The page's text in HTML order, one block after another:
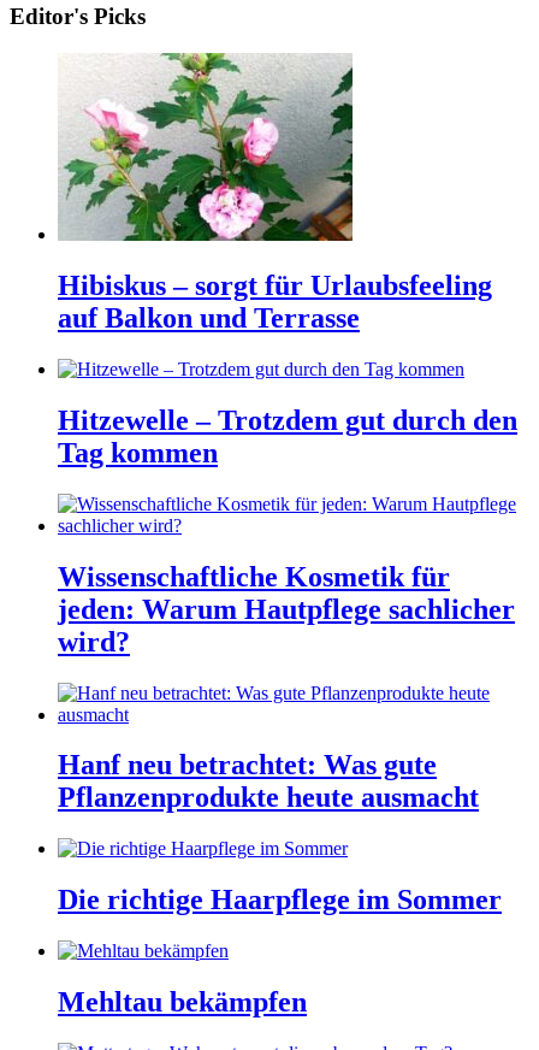
Editor's Picks
Hibiskus – sorgt für Urlaubsfeeling
auf Balkon und Terrasse
Hitzewelle – Trotzdem gut durch den
Tag kommen
Wissenschaftliche Kosmetik für
jeden: Warum Hautpflege sachlicher
wird?
Hanf neu betrachtet: Was gute
Pflanzenprodukte heute ausmacht
Die richtige Haarpflege im Sommer
Mehltau bekämpfen